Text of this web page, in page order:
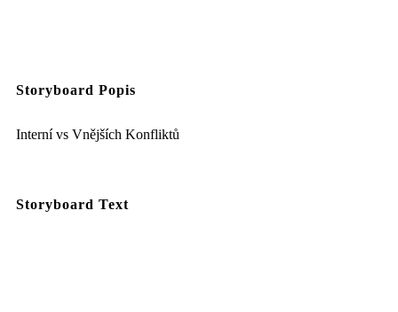
Storyboard Popis
Interní vs Vnějších Konfliktů
Storyboard Text